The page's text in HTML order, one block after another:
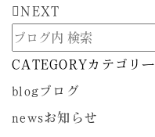
NEXT
CATEGORYカテゴリー
blogブログ
newsお知らせ